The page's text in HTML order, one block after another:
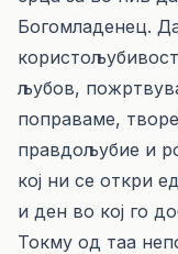
Богомладенец.
љубов,
поправаме,
правдољубие и
кој ни се откри
и ден во кој го
Токму од таа